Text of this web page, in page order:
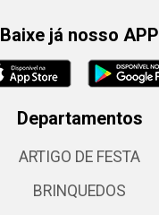
Baixe já nosso APP
Departamentos
ARTIGO DE FESTA
BRINQUEDOS